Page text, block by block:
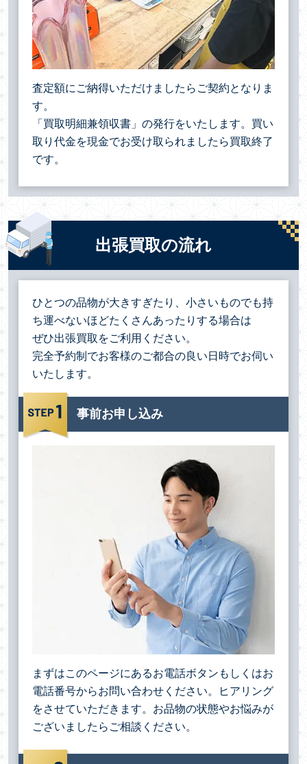
査定額にご納得いただけましたらご契約となりま
す。
「買取明細兼領収書」の発行をいたします。買い
取り代金を現金でお受け取られましたら買取終了
です。
出張買取の流れ
ひとつの品物が大きすぎたり、小さいものでも持
ち運べないほどたくさんあったりする場合は
ぜひ出張買取をご利用ください。
完全予約制でお客様のご都合の良い日時でお伺い
いたします。
事前お申し込み
まずはこのページにあるお電話ボタンもしくはお
電話番号からお問い合わせください。ヒアリング
をさせていただきます。お品物の状態やお悩みが
ございましたらご相談ください。